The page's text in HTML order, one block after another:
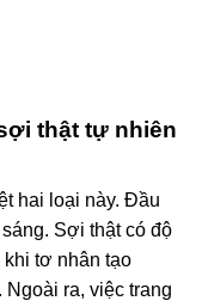
thật tự nhiên
hai loại này. Đầu
Sợi thật có độ
khi tơ nhân tạo
ra, việc trang